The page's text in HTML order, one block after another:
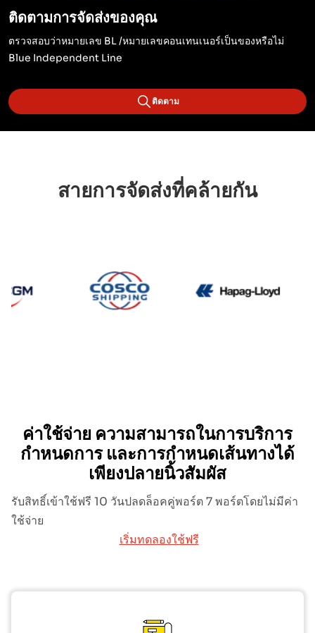
ติดตามการจัดส่งของคุณ
ตรวจสอบว่าหมายเลข BL /หมายเลขคอนเทนเนอร์เป็นของหรือไม่
Blue Independent Line
ติดตาม
สายการจัดส่งที่คล้ายกัน
CMA CGM
ค่าใช้จ่าย ความสามารถในการบริการ
กำหนดการ และการกำหนดเส้นทางได้
เพียงปลายนิ้วสัมผัส
รับสิทธิ์เข้าใช้ฟรี 10 วันปลดล็อคคู่พอร์ต 7 พอร์ตโดยไม่มีค่า
ใช้จ่าย
เริ่มทดลองใช้ฟรี